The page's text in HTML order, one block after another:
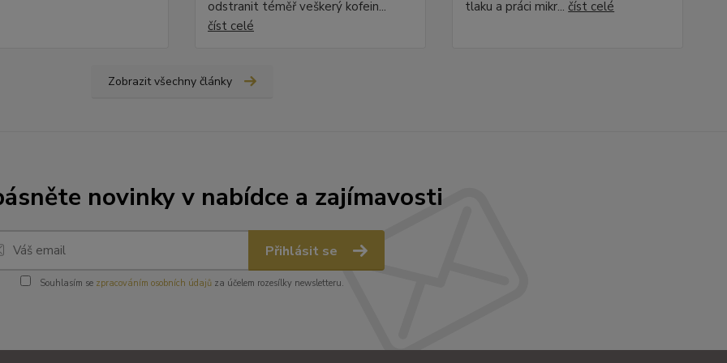
odstranit téměř veškerý kofein...
číst celé
tlaku a práci mikr...číst celé
Zobrazit všechny články
novinky v nabídce a zajímavosti
Přihlásit se
Souhlasím se zpracováním osobních údajůza účelem rozesílky newsletteru.